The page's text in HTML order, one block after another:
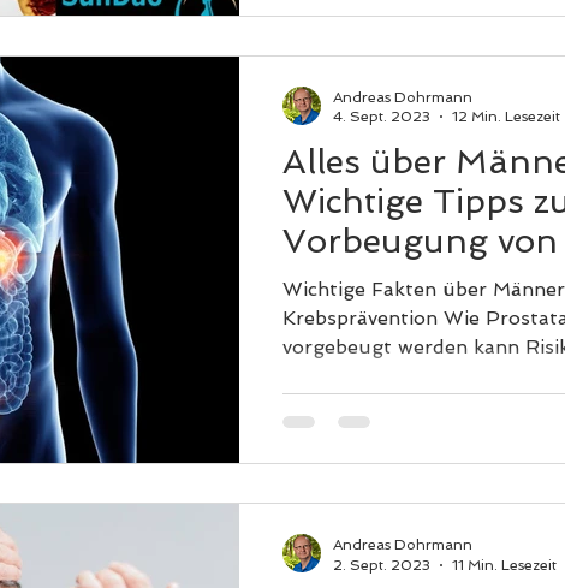
Alles über
Wichtige Tipps
Vorbeugung
und Darmkrebs
Wichtige Fakten über
Krebsprävention Wie Prostatakrebs bei Männern
Andreas Dohrmann
4. Sept. 2023
12 Min. Lesezeit
Andreas Dohrmann
2. Sept. 2023
11 Min. Lesezeit